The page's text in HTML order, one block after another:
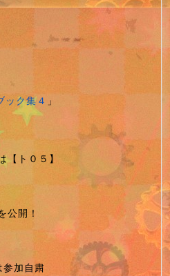
ック集４ 」
ト０５】
公開！
加自粛